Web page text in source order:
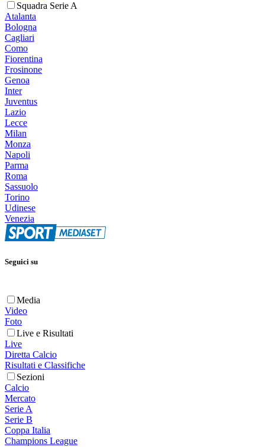
Squadra Serie A
Atalanta
Bologna
Cagliari
Como
Fiorentina
Frosinone
Genoa
Inter
Juventus
Lazio
Lecce
Milan
Monza
Napoli
Parma
Roma
Sassuolo
Torino
Udinese
Venezia
Seguici su
Media
Video
Foto
Live e Risultati
Live
Diretta Calcio
Risultati e Classifiche
Sezioni
Calcio
Mercato
Serie A
Serie B
Coppa Italia
Champions League